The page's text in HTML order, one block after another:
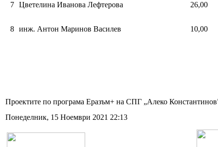
7 Цветелина Иванова Лефтерова 26,00
8 инж. Антон Маринов Василев 10,00
Проектите по програма Еразъм+ на СПГ „Алеко
Понеделник, 15 Ноември 2021 22:13